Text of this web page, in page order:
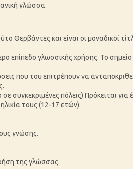
γλώσσα.
Θερβάντες και είναι οι μοναδικοί
επίπεδο γλωσσικής χρήσης. Το
που του επιτρέπουν να
συγκεκριμένες πόλεις) Πρόκειται
τους (12-17 ετών).
γνώσης.
της γλώσσας.